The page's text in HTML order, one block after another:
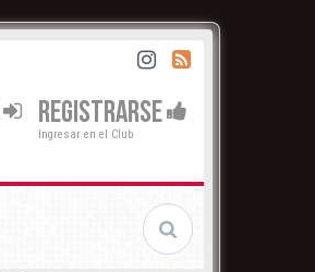
REGISTRARSE
Ingresar en el Club